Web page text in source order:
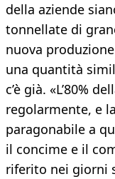
della aziende
tonnellate di
nuova
una quantità
c’è già. «L’80%
regolarmente, e
paragonabile a
il concime e il
riferito nei giorni